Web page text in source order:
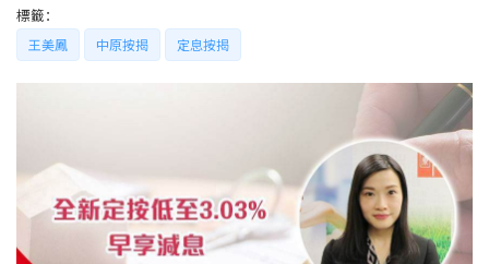
格到至抵按揭
免費開戶轉介服務
私人貸款
標籤：
王美鳳 中原按揭 定息按揭